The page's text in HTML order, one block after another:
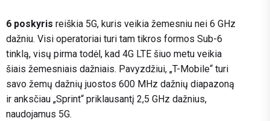
6 poskyris reiškia 5G, kuris veikia žemesniu nei 6 GHz
dažniu. Visi operatoriai turi tam tikros formos Sub-6
tinklą, visų pirma todėl, kad 4G LTE šiuo metu veikia
šiais žemesniais dažniais. Pavyzdžiui, „T-Mobile“ turi
savo žemų dažnių juostos 600 MHz dažnių diapazoną
ir anksčiau „Sprint“ priklausantį 2,5 GHz dažnius,
naudojamus 5G.